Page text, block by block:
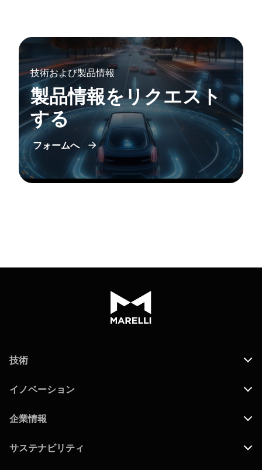
技術および製品情報
製品情報をリクエスト
する
フォームへ
技術
イノベーション
企業情報
サステナビリティ